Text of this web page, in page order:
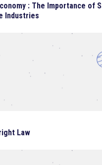
: The Importance of
Industries
Law